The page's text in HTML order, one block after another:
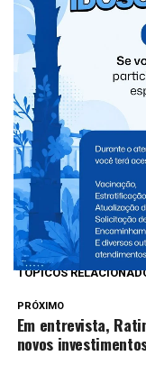
Catve.com
Facebook
Twitter
TÓPICOS
PRÓXIMO
Em entrevista,
novos